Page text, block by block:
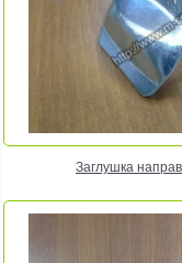
Заглушка